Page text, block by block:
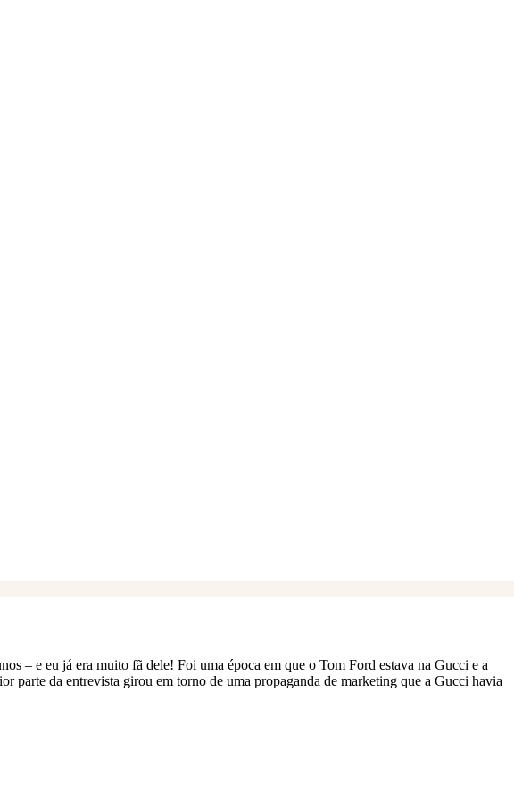
– e eu já era muito fã dele! Foi uma época em que o Tom Ford estava na Gucci e a
parte da entrevista girou em torno de uma propaganda de marketing que a Gucci havia